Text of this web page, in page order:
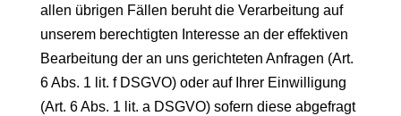
allen übrigen Fällen beruht die Verarbeitung auf
unserem berechtigten Interesse an der effektiven
Bearbeitung der an uns gerichteten Anfragen (Art.
6 Abs. 1 lit. f DSGVO) oder auf Ihrer Einwilligung
(Art. 6 Abs. 1 lit. a DSGVO) sofern diese abgefragt